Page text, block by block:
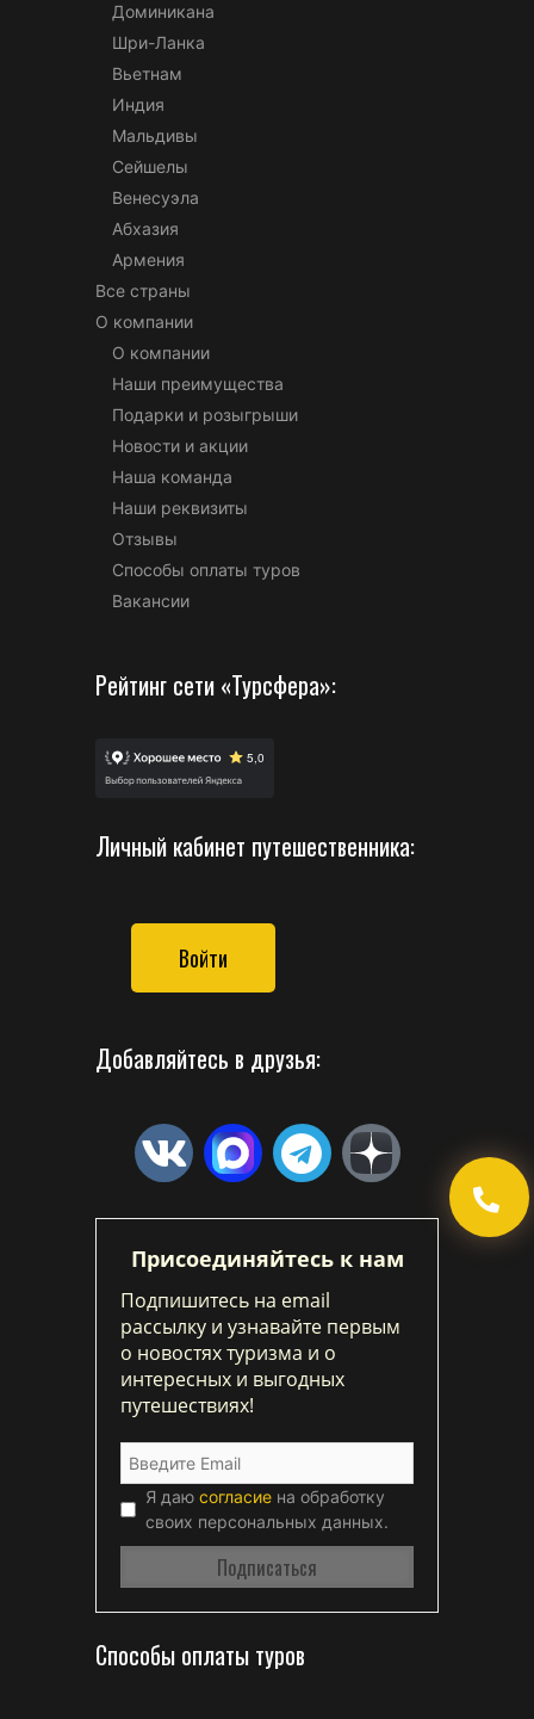
Доминикана
Шри-Ланка
Вьетнам
Индия
Мальдивы
Сейшелы
Венесуэла
Абхазия
Армения
Все страны
О компании
О компании
Наши преимущества
Подарки и розыгрыши
Новости и акции
Наша команда
Наши реквизиты
Отзывы
Способы оплаты туров
Вакансии
Рейтинг сети «Турсфера»:
Личный кабинет путешественника:
Войти
Добавляйтесь в друзья:
Присоединяйтесь к нам
Подпишитесь на email
рассылку и узнавайте первым
о новостях туризма и о
интересных и выгодных
путешествиях!
Я даю согласие на обработку
своих персональных данных.
Способы оплаты туров